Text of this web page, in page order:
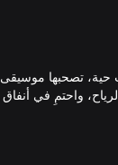
حية، تصحبها موسيقى
واحتمِ في أنفاق